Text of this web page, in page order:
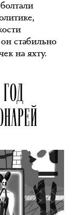
стабильно
на яхту.